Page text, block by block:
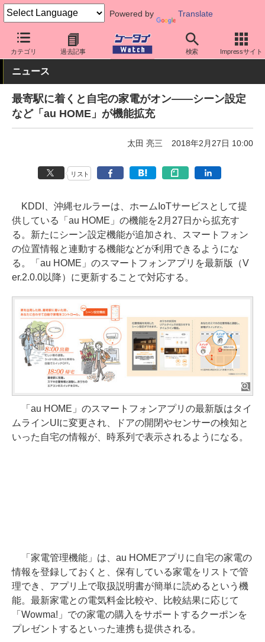
Powered by Translate
カテゴリ 過去記事 検索 Impressサイト
ケータイ Watch キャリア au アプリ・サービス
ニュース
最寄駅に着くと自宅の家電がオン――シーン設定
など「au HOME」が機能拡充
太田 亮三 2018年2月27日 10:00
リスト
KDDI、沖縄セルラーは、ホームIoTサービスとして提
供している「au HOME」の機能を2月27日から拡充す
る。新たにシーン設定機能が追加され、スマートフォン
の位置情報と連動する機能などが利用できるようにな
る。「au HOME」のスマートフォンアプリを最新版（V
er.2.0.0以降）に更新することで対応する。
「au HOME」のスマートフォンアプリの最新版はタイ
ムラインUIに変更され、ドアの開閉やセンサーの検知と
いった自宅の情報が、時系列で表示されるようになる。
「家電管理機能」は、au HOMEアプリに自宅の家電の
情報を登録しておくと、保有している家電をリストで管
理でき、アプリ上で取扱説明書が簡単に読めるという機
能。最新家電との電気料金比較や、比較結果に応じて
「Wowma!」での家電の購入をサポートするクーポンを
プレゼントするといった連携も提供される。